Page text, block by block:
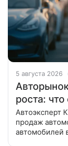
5 августа 2026
роста:
Автоэксперт
продаж
автомобилей